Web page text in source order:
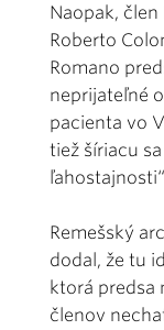
Naopak,
Roberto
Romano
neprijateľné
pacienta vo
tiež šíriacu
Remešský
dodal, že tu
ktorá predsa
členov